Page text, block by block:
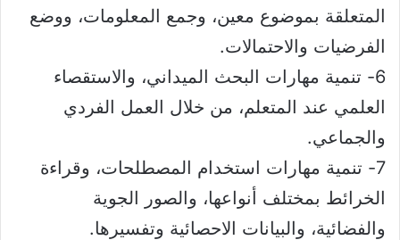
المتعلقة بموضوع معين، وجمع المعلومات، ووضع
الفرضيات والاحتمالات.
6- تنمية مهارات البحث الميداني، والاستقصاء
العلمي عند المتعلم، من خلال العمل الفردي
والجماعي.
7- تنمية مهارات استخدام المصطلحات، وقراءة
الخرائط بمختلف أنواعها، والصور الجوية
والفضائية، والبيانات الاحصائية وتفسيرها.